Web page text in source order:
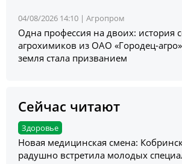
04/08/2026 14:10 | Агропром
Одна профессия на двоих: история
агрохимиков из ОАО «Городец-
земля стала призванием
Сейчас читают
Здоровье
Новая медицинская смена:
радушно встретила молодых